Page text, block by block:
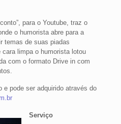
para o Youtube, traz o
o humorista abre para a
temas de suas piadas
limpa o humorista lotou
com o formato Drive in com
e pode ser adquirido através do
Serviço